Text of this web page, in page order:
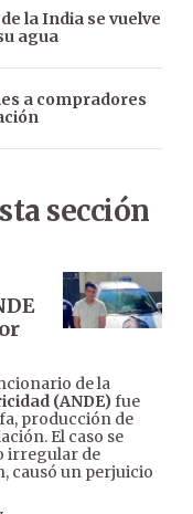
la India se vuelve
agua
a compradores
sección
de la
(ANDE)fue
producción de
El caso se
irregular de
causó un perjuicio